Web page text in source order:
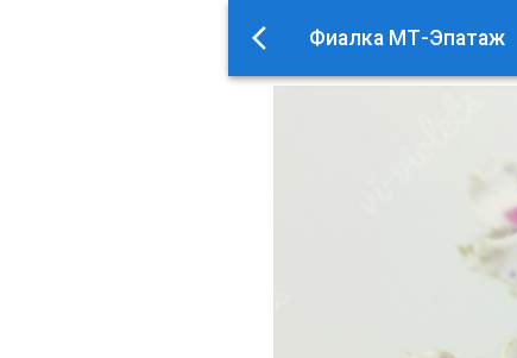
Фиалка МТ-Эпатаж